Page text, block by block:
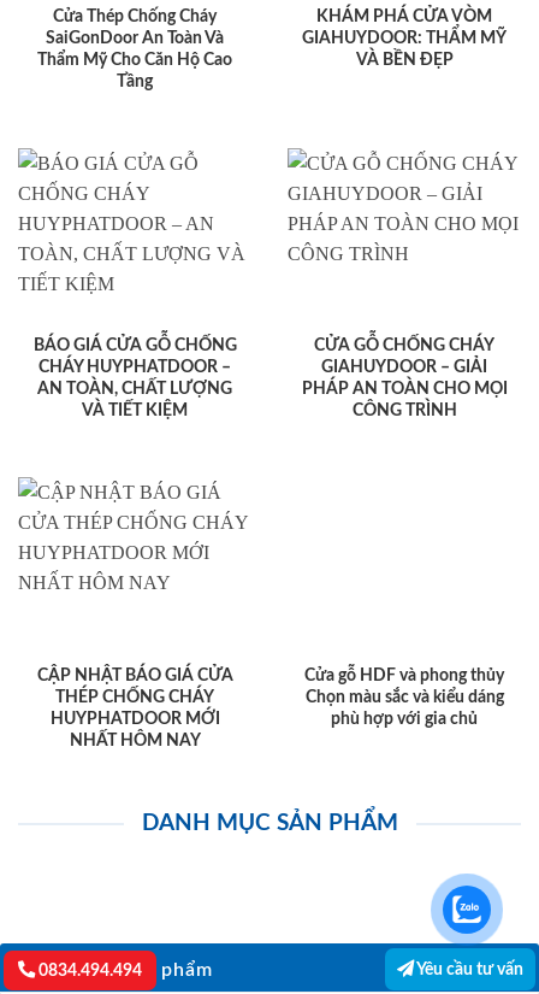
Cửa Thép Chống Cháy
SaiGonDoor An Toàn Và
Thẩm Mỹ Cho Căn Hộ Cao
Tầng
KHÁM PHÁ CỬA VÒM
GIAHUYDOOR: THẨM MỸ
VÀ BỀN ĐẸP
BÁO GIÁ CỬA GỖ CHỐNG
CHÁY HUYPHATDOOR –
AN TOÀN, CHẤT LƯỢNG
VÀ TIẾT KIỆM
CỬA GỖ CHỐNG CHÁY
GIAHUYDOOR – GIẢI
PHÁP AN TOÀN CHO MỌI
CÔNG TRÌNH
CẬP NHẬT BÁO GIÁ CỬA
THÉP CHỐNG CHÁY
HUYPHATDOOR MỚI
NHẤT HÔM NAY
Cửa gỗ HDF và phong thủy
Chọn màu sắc và kiểu dáng
phù hợp với gia chủ
DANH MỤC SẢN PHẨM
Danh mục sản phẩm
0834.494.494 Yêu cầu tư vấn